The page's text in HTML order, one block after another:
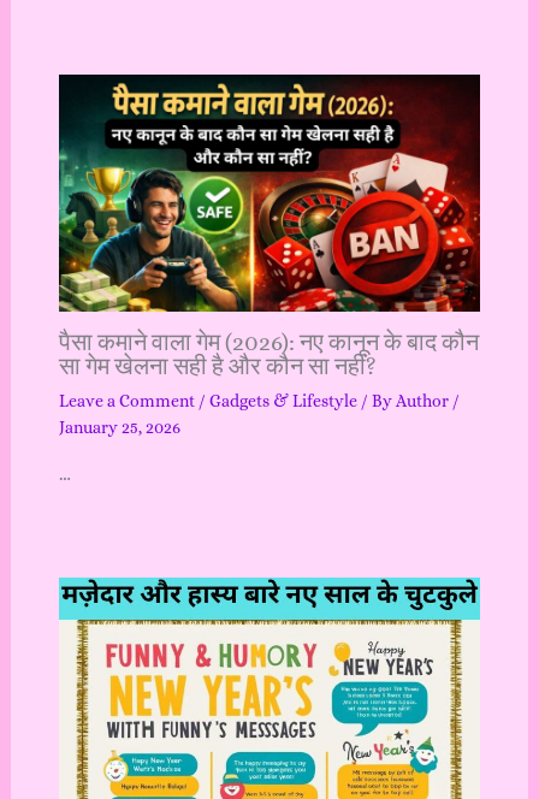
पैसा कमाने वाला गेम (2026): नए कानून के बाद कौन
सा गेम खेलना सही है और कौन सा नहीं?
Leave a Comment / Gadgets & Lifestyle/ By Author /
January 25, 2026
…